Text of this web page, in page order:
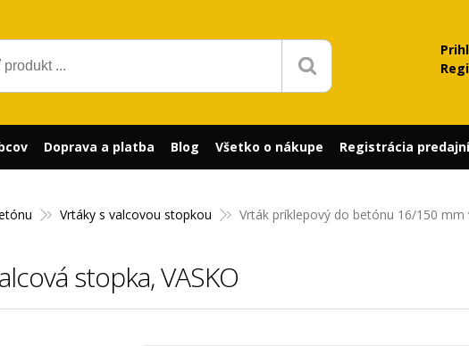
Vrtáky s valcovou stopkou Vrták príklepový do betónu 16/150 mm
stopka, VASKO
Doprava a platba Blog Všetko o nákupe Registrácia predajní